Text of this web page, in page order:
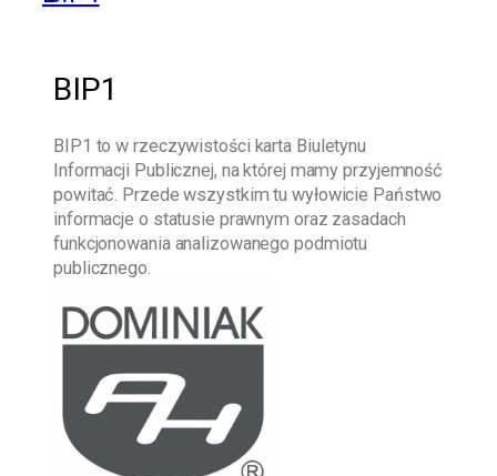
BIP1
BIP1 to w rzeczywistości karta Biuletynu
Informacji Publicznej, na której mamy przyjemność
powitać. Przede wszystkim tu wyłowicie Państwo
informacje o statusie prawnym oraz zasadach
funkcjonowania analizowanego podmiotu
publicznego.